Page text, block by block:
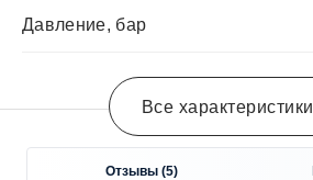
Давление, бар
Все характеристики
Отзывы (5)